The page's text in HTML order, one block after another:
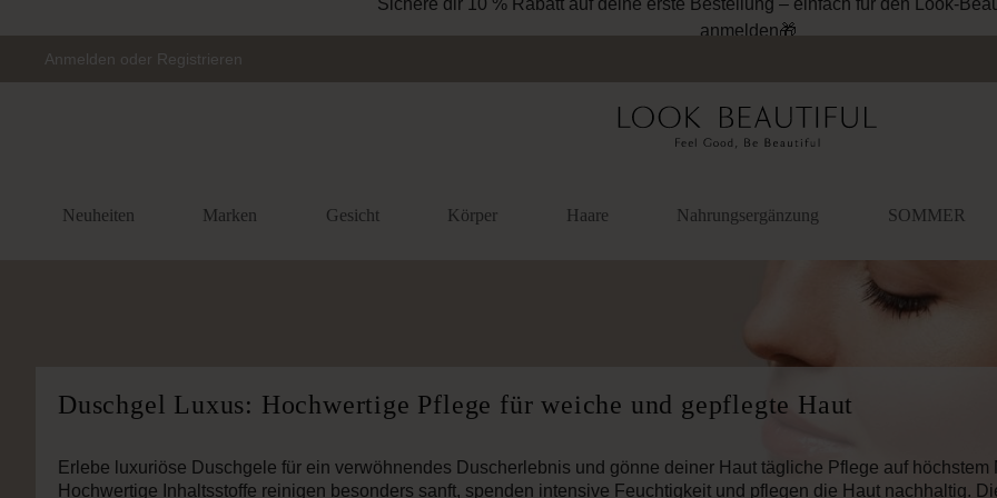
Anmelden oder Registrieren
Neuheiten Marken Gesicht Körper Haare Nahrungsergänzung SOMMER
Duschgel Luxus: Hochwertige Pflege für weiche und gepflegte Haut
Erlebe luxuriöse Duschgele für ein verwöhnendes Duscherlebnis und gönne deiner Haut tägliche Pflege auf höchstem
Hochwertige Inhaltsstoffe reinigen besonders sanft, spenden intensive Feuchtigkeit und pflegen die Haut nachhaltig.